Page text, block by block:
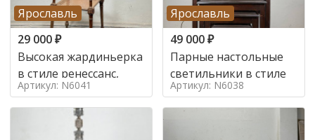
Ярославль
29 000₽
Высокая жардиньерка
в стиле ренессанс,
Артикул: N6041
Ярославль
49 000₽
Парные настольные
светильники в стиле
Артикул: N6038